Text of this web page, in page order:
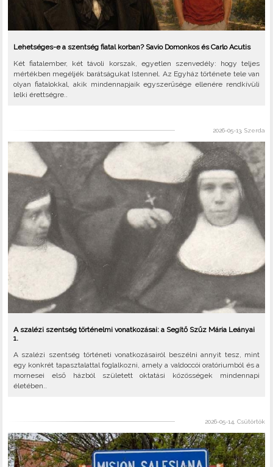
Lehetséges-e a szentség fiatal korban? Savio Domonkos és Carlo Acutis
Két fiatalember, két távoli korszak, egyetlen szenvedély: hogy teljes
mértékben megéljék barátságukat Istennel. Az Egyház története tele van
olyan fiatalokkal, akik mindennapjaik egyszerűsége ellenére rendkívüli
lelki érettségre..
2026-05-13, Szerda
A szalézi szentség történelmi vonatkozásai: a Segítő Szűz Mária Leányai
1.
A szalézi szentség történeti vonatkozásairól beszélni annyit tesz, mint
egy konkrét tapasztalattal foglalkozni, amely a valdoccói oratóriumból és a
mornesei első házból született oktatási közösségek mindennapi
életében..
2026-05-14, Csütörtök